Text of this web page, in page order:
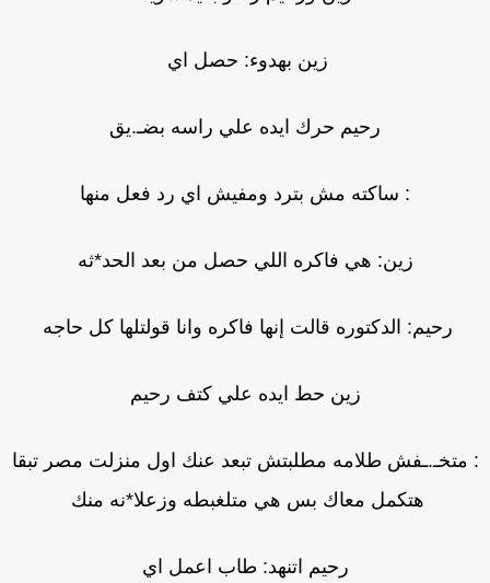
زين بهدوء: حصل اي
رحيم حرك ايده علي راسه بضـ.يق
: ساكته مش بترد ومفيش اي رد فعل منها
زين: هي فاكره اللي حصل من بعد الحد*ثه
رحيم: الدكتوره قالت إنها فاكره وانا قولتلها كل حاجه
زين حط ايده علي كتف رحيم
طلامه مطلبتش تبعد عنك اول منزلت مصر تبقا
هتكمل معاك بس هي متلغبطه وزعلا*نه منك
رحيم اتنهد: طاب اعمل اي